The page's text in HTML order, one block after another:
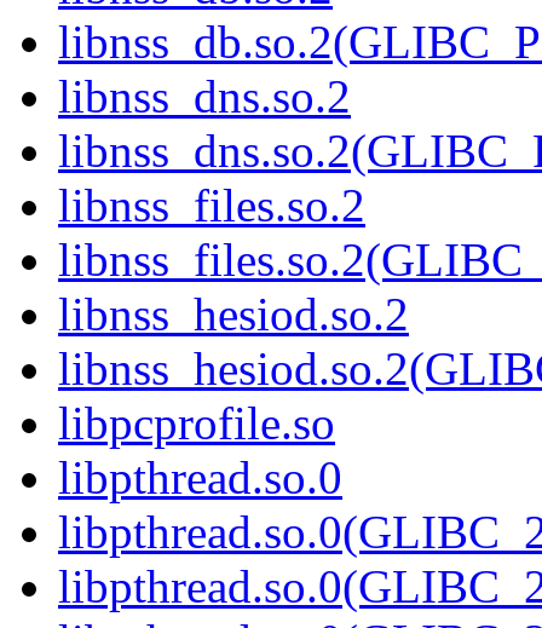
libnss_dns.so.2
libnss_files.so.2
libnss_hesiod.so.2
libpcprofile.so
libpthread.so.0